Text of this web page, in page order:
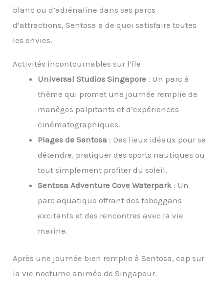
blanc ou d’adrénaline dans ses parcs
d’attractions, Sentosa a de quoi satisfaire toutes
les envies.
Activités incontournables sur l’île
Universal Studios Singapore : Un parc à
thème qui promet une journée remplie de
manèges palpitants et d’expériences
cinématographiques.
Plages de Sentosa : Des lieux idéaux pour se
détendre, pratiquer des sports nautiques ou
tout simplement profiter du soleil.
Sentosa Adventure Cove Waterpark : Un
parc aquatique offrant des toboggans
excitants et des rencontres avec la vie
marine.
Après une journée bien remplie à Sentosa, cap sur
la vie nocturne animée de Singapour.